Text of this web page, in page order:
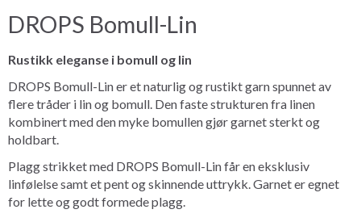
DROPS Bomull-Lin
Rustikk eleganse i bomull og lin
DROPS Bomull-Lin er et naturlig og rustikt garn spunnet av
flere tråder i lin og bomull. Den faste strukturen fra linen
kombinert med den myke bomullen gjør garnet sterkt og
holdbart.
Plagg strikket med DROPS Bomull-Lin får en eksklusiv
linfølelse samt et pent og skinnende uttrykk. Garnet er egnet
for lette og godt formede plagg.